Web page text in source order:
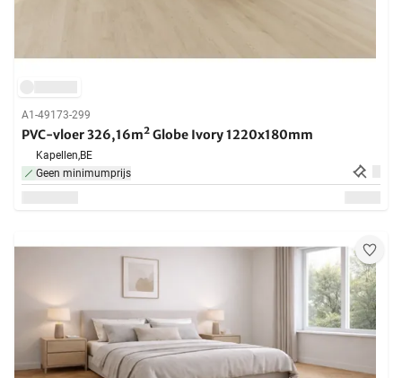
A1-49173-299
PVC-vloer 326,16m² Globe Ivory 1220x180mm
Kapellen,BE
Geen minimumprijs